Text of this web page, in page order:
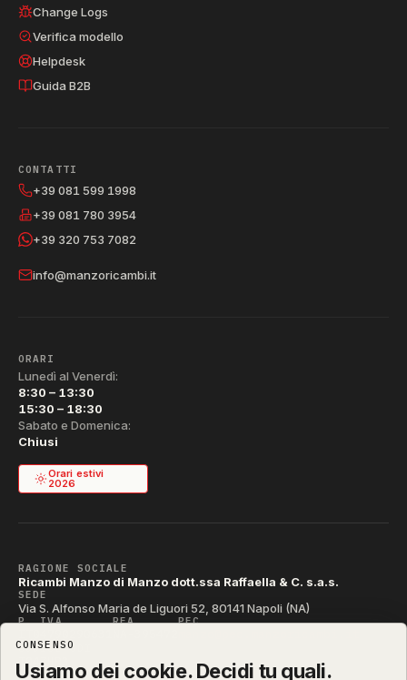
Change Logs
Verifica modello
Helpdesk
Guida B2B
CONTATTI
+39 081 599 1998
+39 081 780 3954
+39 320 753 7082
info@manzoricambi.it
ORARI
Lunedì al Venerdì:
8:30 – 13:30
15:30 – 18:30
Sabato e Domenica:
Chiusi
Orari estivi
2026
RAGIONE SOCIALE
Ricambi Manzo di Manzo dott.ssa Raffaella & C. s.a.s.
SEDE
Via S. Alfonso Maria de Liguori 52, 80141 Napoli (NA)
P. IVA REA PEC
CODICE SDI
T04ZHR3
CONSENSO
Usiamo dei cookie. Decidi tu quali.